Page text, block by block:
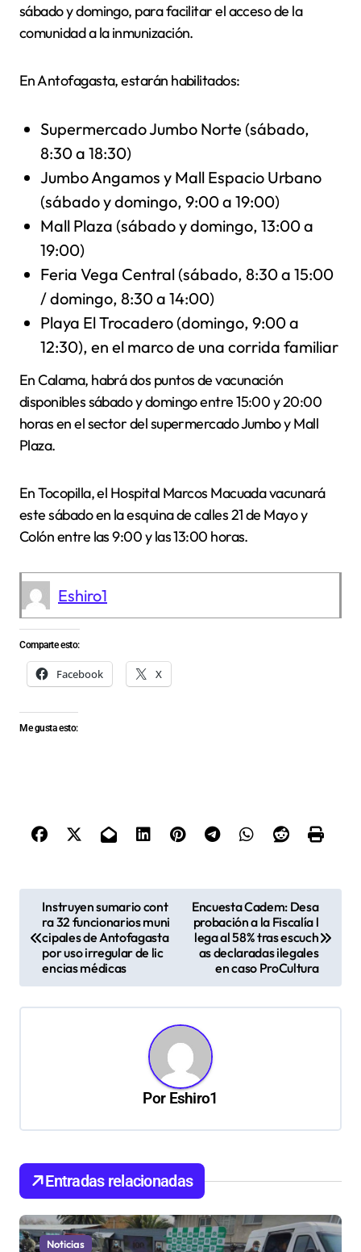
sábado y domingo, para facilitar el acceso de la
comunidad a la inmunización.
En Antofagasta, estarán habilitados:
Supermercado Jumbo Norte (sábado,
8:30 a 18:30)
Jumbo Angamos y Mall Espacio Urbano
(sábado y domingo, 9:00 a 19:00)
Mall Plaza (sábado y domingo, 13:00 a
19:00)
Feria Vega Central (sábado, 8:30 a 15:00
/ domingo, 8:30 a 14:00)
Playa El Trocadero (domingo, 9:00 a
12:30), en el marco de una corrida familiar
En Calama, habrá dos puntos de vacunación
disponibles sábado y domingo entre 15:00 y 20:00
horas en el sector del supermercado Jumbo y Mall
Plaza.
En Tocopilla, el Hospital Marcos Macuada vacunará
este sábado en la esquina de calles 21 de Mayo y
Colón entre las 9:00 y las 13:00 horas.
Eshiro1
Comparte esto:
Facebook X
Me gusta esto:
e
g
d
e
e
Instruyen sumario cont
ra 32 funcionarios muni
cipales de Antofagasta
por uso irregular de lic
encias médicas
Encuesta Cadem: Desa
probación a la Fiscalía l
lega al 58% tras escuch
as declaradas ilegales
en caso ProCultura
Por Eshiro1
Entradas relacionadas
Noticias